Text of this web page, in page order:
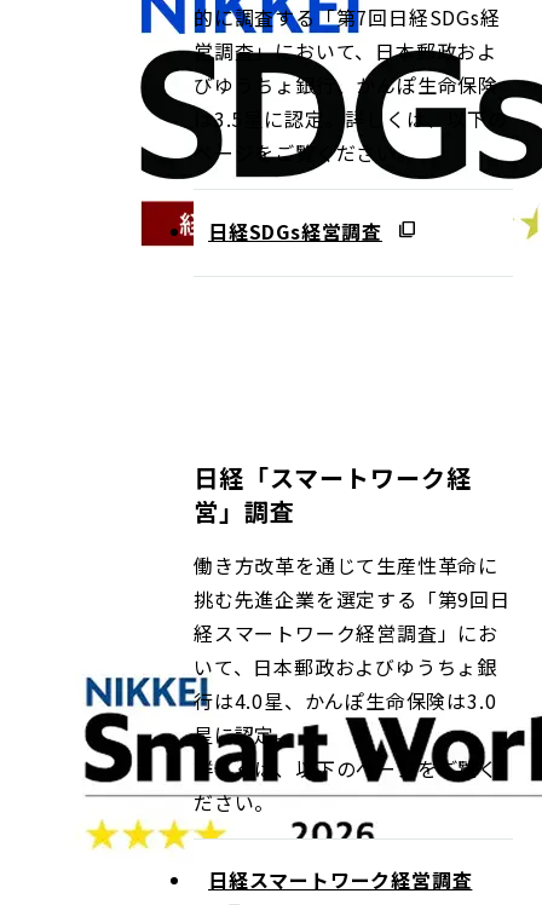
的に調査する「第7回日経SDGs経
営調査」において、日本郵政およ
びゆうちょ銀行、かんぽ生命保険
は3.5星に認定。詳しくは、以下の
ページをご覧ください。
日経SDGs経営調査
日経「スマートワーク経
営」調査
働き方改革を通じて生産性革命に
挑む先進企業を選定する「第9回日
経スマートワーク経営調査」にお
いて、日本郵政およびゆうちょ銀
行は4.0星、かんぽ生命保険は3.0
星に認定。
詳しくは、以下のページをご覧く
ださい。
日経スマートワーク経営調査